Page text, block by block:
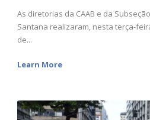
As diretorias da CAAB e da
Santana realizaram, nesta terça-
de...
Learn More